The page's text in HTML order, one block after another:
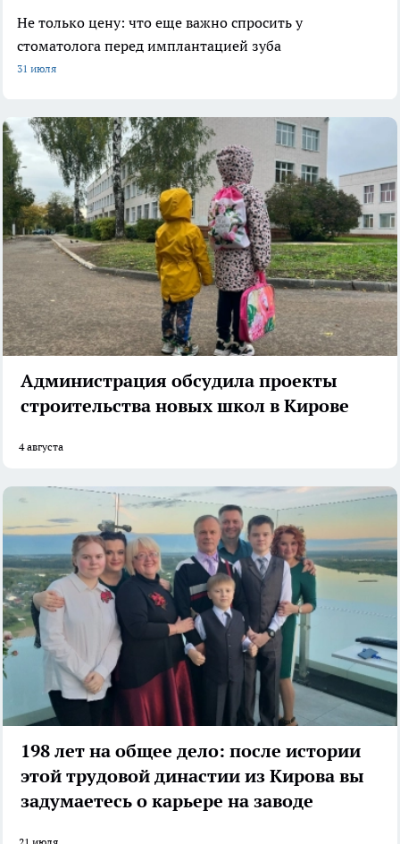
Не только цену: что еще важно спросить у
стоматолога перед имплантацией зуба
31 июля
Администрация обсудила проекты
строительства новых школ в Кирове
4 августа
198 лет на общее дело: после истории
этой трудовой династии из Кирова вы
задумаетесь о карьере на заводе